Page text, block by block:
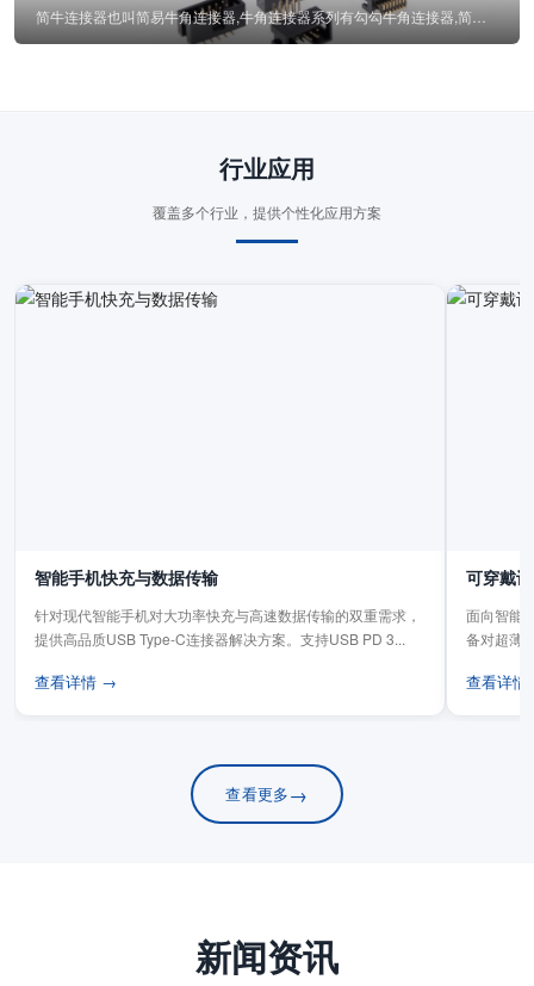
行业应用
覆盖多个行业，提供个性化应用方案
智能手机快充与数据传输
针对现代智能手机对大功率快充与高速数据传输的双重需求，
提供高品质USB Type-C连接器解决方案。支持USB PD 3...
查看详情 →
可穿戴
面向智能
备对超薄
查看详
查看更多→
新闻资讯